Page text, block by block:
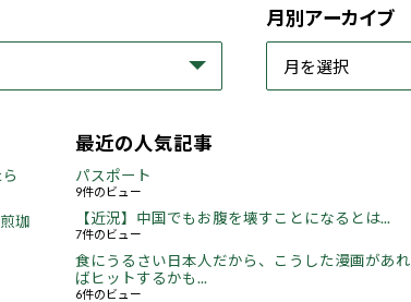
月別アーカイブ
珈
最近の人気記事
パスポート
9件のビュー
【近況】中国でもお腹を壊すことになるとは...
7件のビュー
食にうるさい日本人だから、こうした漫画があれ
ばヒットするかも...
6件のビュー